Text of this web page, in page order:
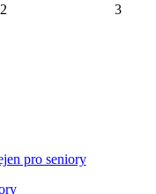
2 3
pro seniory